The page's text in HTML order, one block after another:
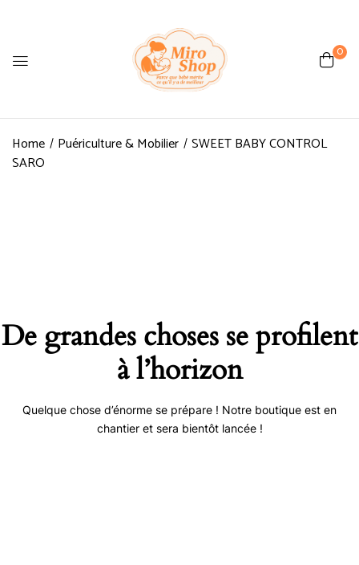
0
Home Puériculture & Mobilier SWEET BABY CONTROL
SARO
De grandes choses se profilent
à l’horizon
Quelque chose d’énorme se prépare ! Notre boutique est en
chantier et sera bientôt lancée !